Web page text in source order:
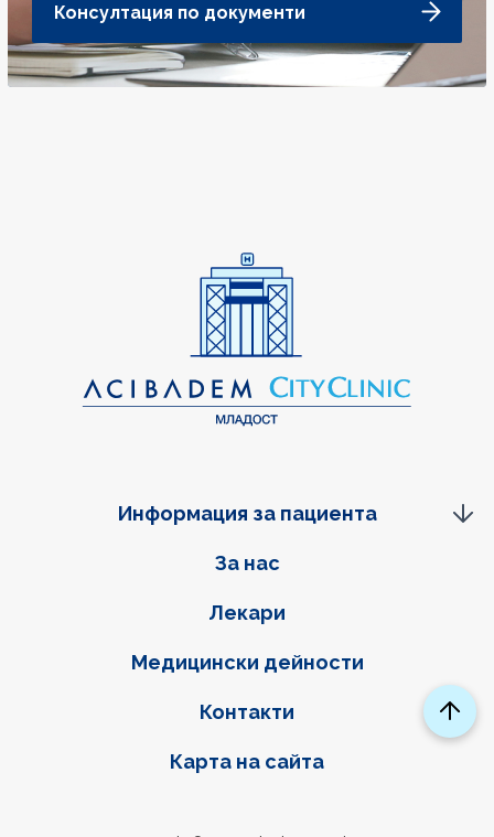
Консултация по документи
Фуутер навигация
За нас
Лекари
Медицински дейности
Контакти
Карта на сайта
Информация за пациента